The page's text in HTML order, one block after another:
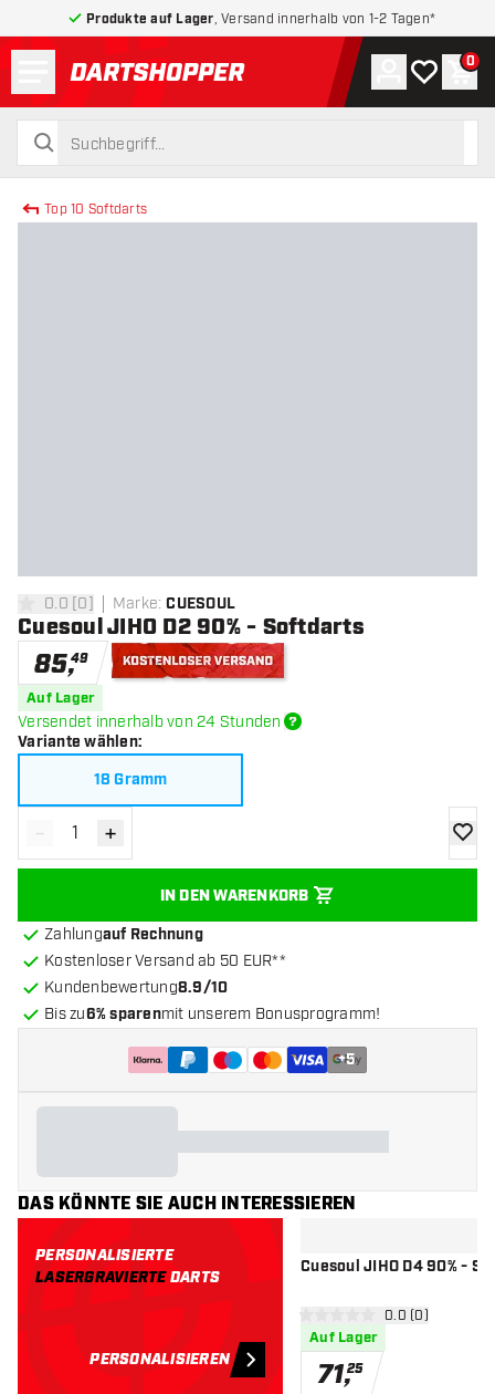
Produkte auf Lager , Versand innerhalb von 1-2 Tagen*
zurück zur Startseite
suchen
suchen
Konto
Meine 0
Top 10 Softdarts
0 Bewertungssterne
0.0 [0] Marke: CUESOUL
Cuesoul JIHO D2 90% - Softdarts
85,49
Auf Lager
Versendet innerhalb von 24 Stunden
Variante wählen:
18 Gramm
Menge verringern
- Menge erhöhen
+
IN DEN WARENKORB
Zur
Zahlungauf Rechnung
Kostenloser Versand ab 50 EUR**
Kundenbewertung8.9/10
Bis zu6% sparenmit unserem Bonusprogramm!
+5
DAS KÖNNTE SIE AUCH INTERESSIEREN
PERSONALISIERTE
LASERGRAVIERTEDARTS
PERSONALISIEREN
Cuesoul JIHO D4 90% -
0 Bewertungssterne
0.0 (0)
Auf Lager
71,25